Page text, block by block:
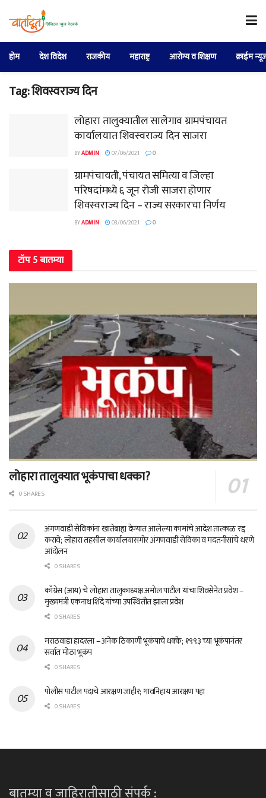
होम देश विदेश राजकीय महाराष्ट्र आरोग्य व शिक्षण क्राईम
Tag:शिवस्वराज्य दिन
लोहारा तालुक्यातील सालेगाव ग्रामपंचायत
कार्यालयात शिवस्वराज्य दिन साजरा
BYADMIN 07/06/2021 0
ग्रामपंचायती, पंचायत समित्या व जिल्हा
परिषदांमध्ये ६ जून रोजी साजरा होणार
शिवस्वराज्य दिन – राज्य सरकारचा निर्णय
BYADMIN 03/06/2021 0
टॉप 5 बातम्या
लोहारा तालुक्यात भूकंपाचा धक्का?
0 SHARES
अंगणवाडी सेविकांना खातेबाह्य देण्यात आलेल्या कामांचे आदेश तात्काळ रद्द
करावे; लोहारा तहसील कार्यालयासमोर अंगणवाडी सेविका व मदतनीसांचे धरणे
आंदोलन
0 SHARES
काँग्रेस (आय) चे लोहारा तालुकाध्यक्ष अमोल पाटील यांचा शिवसेनेत प्रवेश –
मुख्यमंत्री एकनाथ शिंदे यांच्या उपस्थितीत झाला प्रवेश
0 SHARES
मराठवाडा हादरला – अनेक ठिकाणी भूकंपाचे धक्के; १९९३ च्या भूकंपानंतर
सर्वात मोठा भूकंप
0 SHARES
पोलीस पाटील पदाचे आरक्षण जाहीर; गावनिहाय आरक्षण पहा
0 SHARES
बातम्या व जाहिरातीसाठी संपर्क :